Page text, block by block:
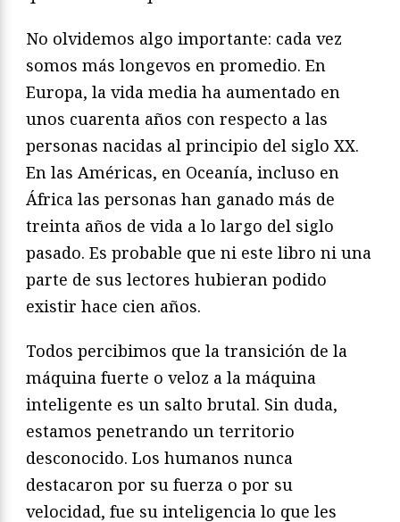
No olvidemos algo importante: cada vez
somos más longevos en promedio. En
Europa, la vida media ha aumentado en
unos cuarenta años con respecto a las
personas nacidas al principio del siglo XX.
En las Américas, en Oceanía, incluso en
África las personas han ganado más de
treinta años de vida a lo largo del siglo
pasado. Es probable que ni este libro ni una
parte de sus lectores hubieran podido
existir hace cien años.
Todos percibimos que la transición de la
máquina fuerte o veloz a la máquina
inteligente es un salto brutal. Sin duda,
estamos penetrando un territorio
desconocido. Los humanos nunca
destacaron por su fuerza o por su
velocidad, fue su inteligencia lo que les